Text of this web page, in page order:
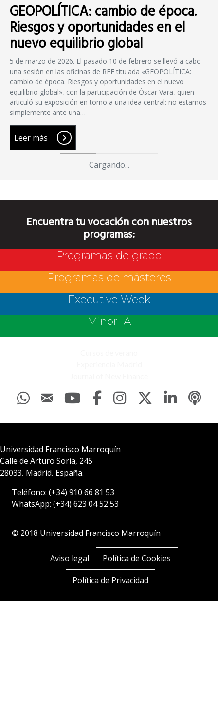
GEOPOLÍTICA: cambio de época.
Riesgos y oportunidades en el
nuevo equilibrio global
5 de marzo de 2026. El pasado 10 de febrero se llevó a cabo
una sesión en las oficinas de REF titulada «GEOPOLÍTICA:
cambio de época. Riesgos y oportunidades en el nuevo
equilibrio global», con la participación de Óscar Vara, quien
articuló su exposición en torno a una idea central: no estamos
simplemente ante una…
Leer más
Séptima edición de las Jornadas
del Círculo Molinari en UFM
reunió a profesores e investigadores comprometidos con la
difusión de los principios de una sociedad de personas libres y
Leer más
Antonio Cánova y Juan Ramón